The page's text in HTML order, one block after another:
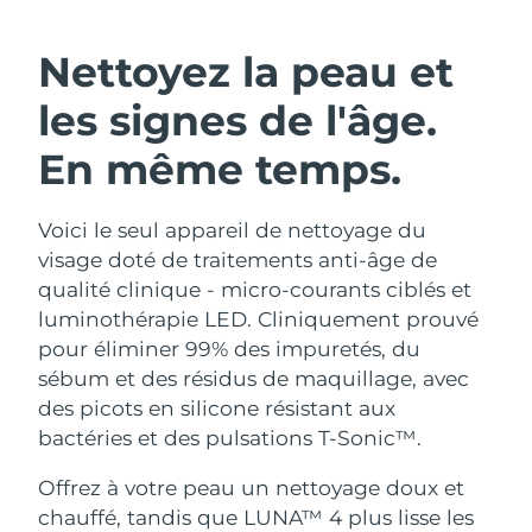
Nettoyez la peau et
les signes de l'âge.
En même temps.
Voici le seul appareil de nettoyage du
visage doté de traitements anti-âge de
qualité clinique - micro-courants ciblés et
luminothérapie LED. Cliniquement prouvé
pour éliminer 99% des impuretés, du
sébum et des résidus de maquillage, avec
des picots en silicone résistant aux
bactéries et des pulsations T-Sonic™.
Offrez à votre peau un nettoyage doux et
chauffé, tandis que LUNA™ 4 plus lisse les
Nettoyage du visage
LUNA™ 4 coffret
LUNA™ 4 Plus
Massage, LED heating
LUNA™ 4 Men
For men, anti-aging massage
Lifting
BEAR™ 2 coffret
BEAR™ 2 go
Microcurrent toning on-the-go
BEAR™ 2 eyes & lips
Microcurrent line smoothing device
Hydratation
UFO™ 3 coffret
Deep facial hydration
UFO™ 3 LED
device
Soin bucco-dentaire
issa™ 4
Hybrid silicone sonic toothbrush
issa™ 4 plus
Smart hybrid silicone sonic toothbrush
FAQ™ TRAITEMENT ANTI-ÂGE
Anti-âge Traitements LED
NEW
Bahreïn Livraison estimée 8/10/26
Belgique Livraison estimée
Bosnie-Herzégovine Livraison estimée8/12/26
Brunei Livraison estimée8/14/26
Bulgarie Livraison estimée 8/9/26
Canada Livraison estimée
Chili Livraison estimée8/13/26